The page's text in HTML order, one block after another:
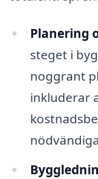
Planering
steget i
noggrant
inkluderar